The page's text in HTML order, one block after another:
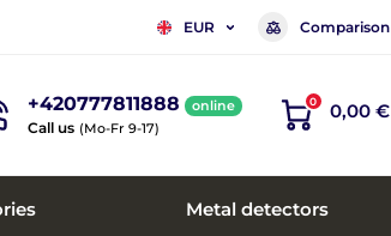
EUR Comparison
+420777811888 online
Call us (Mo-Fr 9-17)
0 0,00 €
Metal detectors